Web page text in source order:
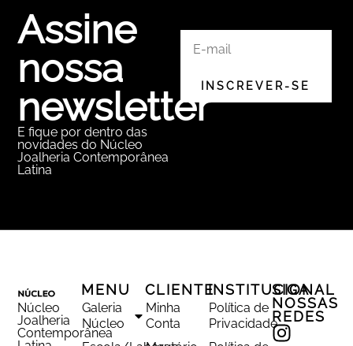
Assine
nossa
newsletter
E fique por dentro das
novidades do Núcleo
Joalheria Contemporânea
Latina
Núcleo
Joalheria
Contemporânea
MENU
Galeria
Núcleo
CLIENTE
Minha
Conta
INSTITUCIONAL
Política de
Privacidade
SIGA
NOSSAS
REDES